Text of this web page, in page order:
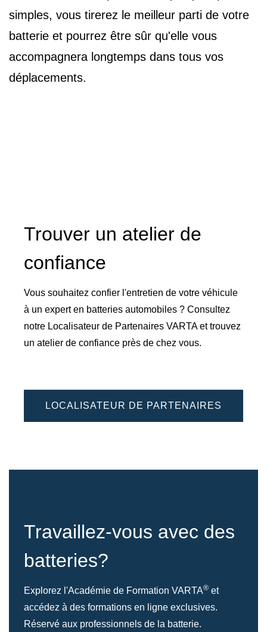
simples, vous tirerez le meilleur parti de votre
batterie et pourrez être sûr qu'elle vous
accompagnera longtemps dans tous vos
déplacements.
Trouver un atelier de
confiance
Vous souhaitez confier l'entretien de votre véhicule
à un expert en batteries automobiles ? Consultez
notre Localisateur de Partenaires VARTA et trouvez
un atelier de confiance près de chez vous.
LOCALISATEUR DE PARTENAIRES
Travaillez-vous avec des
batteries?
Explorez l'Académie de Formation VARTA® et
accédez à des formations en ligne exclusives.
Réservé aux professionnels de la batterie.